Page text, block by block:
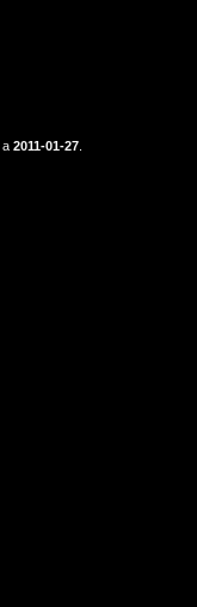
a 2011-01-27